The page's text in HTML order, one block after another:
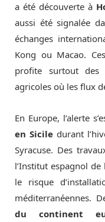
a été découverte à
aussi été signalée
échanges
Kong ou Macao.
profite surtout des
agricoles où les flux
En Europe, l’alerte
en Siciledurant
Syracuse. Des
l’Institut espagnol
le risque
méditerranéennes.
du continent